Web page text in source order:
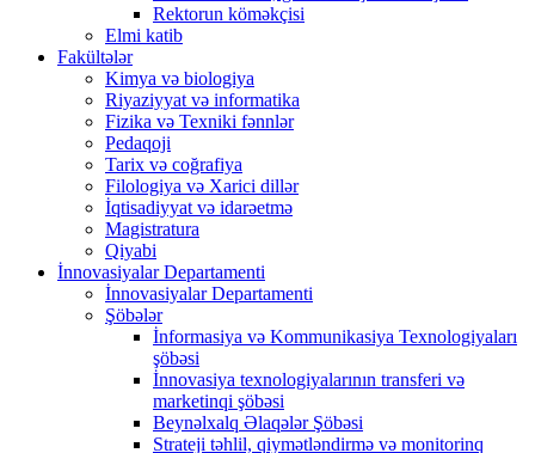
Rektorun köməkçisi
Elmi katib
Fakültələr
Kimya və biologiya
Riyaziyyat və informatika
Fizika və Texniki fənnlər
Pedaqoji
Tarix və coğrafiya
Filologiya və Xarici dillər
İqtisadiyyat və idarəetmə
Magistratura
Qiyabi
İnnovasiyalar Departamenti
İnnovasiyalar Departamenti
Şöbələr
İnformasiya və Kommunikasiya Texnologiyaları
şöbəsi
İnnovasiya texnologiyalarının transferi və
marketinqi şöbəsi
Beynəlxalq Əlaqələr Şöbəsi
Strateji təhlil, qiymətləndirmə və monitorinq